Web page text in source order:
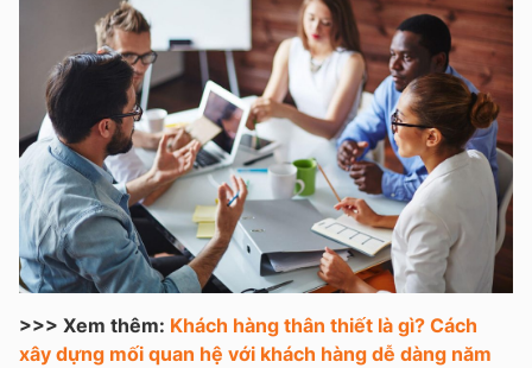
>>> Xem thêm: Khách hàng thân thiết là gì? Cách
xây dựng mối quan hệ với khách hàng dễ dàng năm